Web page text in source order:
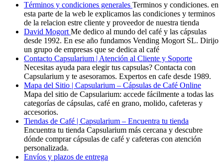
Términos y condiciones generales Terminos y condiciones. en
esta parte de la web le explicamos las condiciones y terminos
de la relacion estre cliente y proveedor de nuestra tienda
David Mogort Me dedico al mundo del café y las cápsulas
desde 1992. En ese año fundamos Vending Mogort SL. Dirijo
un grupo de empresas que se dedica al café
Contacto Capsularium | Atención al Cliente y Soporte
Necesitas ayuda para elegir tus capsulas? Contacta con
Capsularium y te asesoramos. Expertos en cafe desde 1989.
Mapa del Sitio | Capsularium – Cápsulas de Café Online
Mapa del sitio de Capsularium: accede fácilmente a todas las
categorías de cápsulas, café en grano, molido, cafeteras y
accesorios.
Tiendas de Café | Capsularium – Encuentra tu tienda
Encuentra tu tienda Capsularium más cercana y descubre
dónde comprar cápsulas de café y cafeteras con atención
personalizada.
Envíos y plazos de entrega